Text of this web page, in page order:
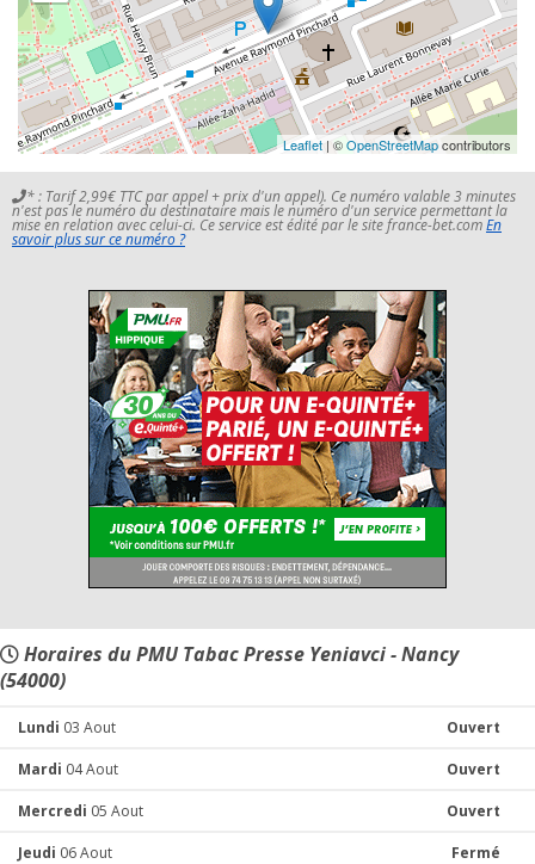
Leaflet | ©OpenStreetMapcontributors
* : Tarif 2,99€ TTC par appel + prix d'un appel). Ce numéro valable 3 minutes
n'est pas le numéro du destinataire mais le numéro d'un service permettant la
mise en relation avec celui-ci. Ce service est édité par le site france-bet.comEn
savoir plus sur ce numéro ?
Horaires du PMU Tabac Presse Yeniavci - Nancy
(54000)
Lundi 03 Aout Ouvert
Mardi 04 Aout Ouvert
Mercredi 05 Aout Ouvert
Jeudi 06 Aout Fermé